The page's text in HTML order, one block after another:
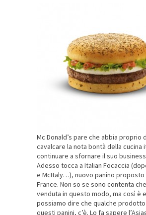
Mc Donald’s pare che abbia proprio
cavalcare la nota bontà della cucina
continuare a sfornare il suo
Adesso tocca a Italian Focaccia
e McItaly…), nuovo panino proposto
France. Non so se sono contenta
venduta in questo modo, ma così è
possiamo dire che qualche
questi panini, c’è. Lo fa sapere